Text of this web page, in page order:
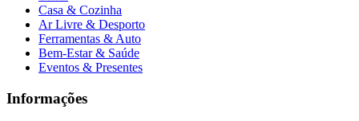
Casa & Cozinha
Ar Livre & Desporto
Ferramentas & Auto
Bem-Estar & Saúde
Eventos & Presentes
Informações